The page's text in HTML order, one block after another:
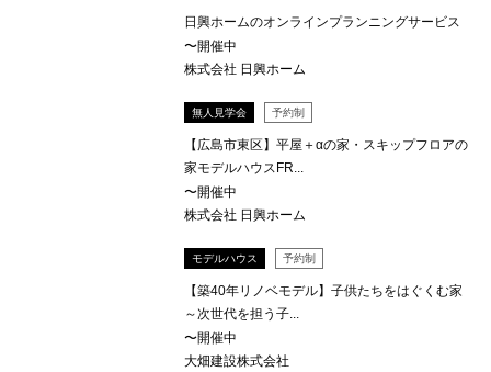
日興ホームのオンラインプランニングサービス
〜開催中
株式会社 日興ホーム
無人見学会 予約制
【広島市東区】平屋＋αの家・スキップフロアの
家モデルハウスFR...
〜開催中
株式会社 日興ホーム
モデルハウス 予約制
【築40年リノベモデル】子供たちをはぐくむ家
～次世代を担う子...
〜開催中
大畑建設株式会社